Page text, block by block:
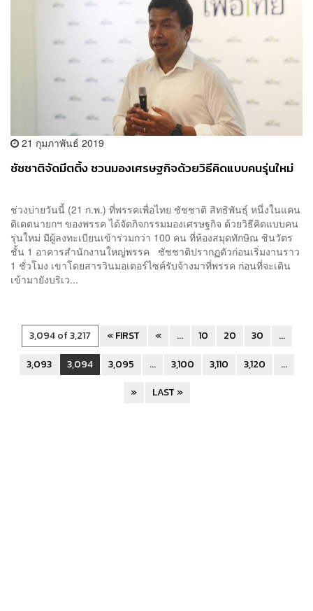
21 กุมภาพันธ์ 2019
ชัชชาติจัดมีตติ้ง ชวนมองเศรษฐกิจด้วยวิธีคิดแบบคนรุ่นใหม่
ช่วงบ่ายวันนี้ (21 ก.พ.) ที่พรรคเพื่อไทย ชัชชาติ สิทธิพันธุ์ หนึ่งในแคน
ดิเดตนายกฯ ของพรรค ได้จัดกิจกรรมมองเศรษฐกิจ ด้วยวิธีคิดแบบคน
รุ่นใหม่ มีผู้ลงทะเบียนเข้าร่วมกว่า 100 คน ที่ห้องสมุดทักษิณ ชินวัตร
ชั้น 1 อาคารสำนักงานใหญ่พรรค ชัชชาติปรากฏตัวก่อนเริ่มงานราว
1 ชั่วโมง เขาโดยสารวินมอเตอร์ไซค์รับจ้างมาที่พรรค ก่อนที่จะเดิน
เข้ามายังบริเว...
3,094 of 3,217 « FIRST « ... 10 20 30
...
3,093
3,094 3,095 ... 3,100 3,110 3,120
...
»
LAST »